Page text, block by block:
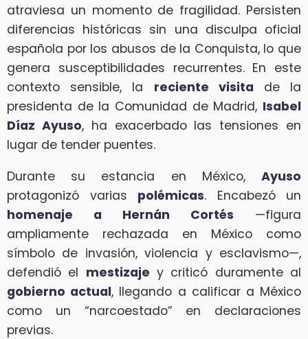
atraviesa un momento de fragilidad. Persisten
diferencias históricas sin una disculpa oficial
española por los abusos de la Conquista, lo que
genera susceptibilidades recurrentes. En este
contexto sensible, la reciente visita de la
presidenta de la Comunidad de Madrid, Isabel
Díaz Ayuso, ha exacerbado las tensiones en
lugar de tender puentes.
Durante su estancia en México, Ayuso
protagonizó varias polémicas. Encabezó un
homenaje a Hernán Cortés —figura
ampliamente rechazada en México como
símbolo de invasión, violencia y esclavismo—,
defendió el mestizaje y criticó duramente al
gobierno actual, llegando a calificar a México
como un “narcoestado” en declaraciones
previas.